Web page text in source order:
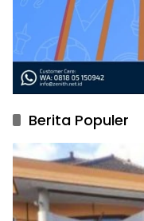
Berita Populer